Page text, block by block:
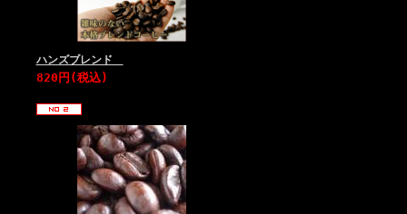
ハンズブレンド
820円(税込)